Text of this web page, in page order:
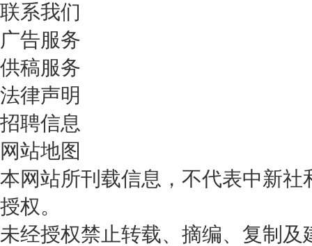
联系我们
广告服务
供稿服务
法律声明
招聘信息
网站地图
本网站所刊载信息，不代表中新
授权。
未经授权禁止转载、摘编、复制